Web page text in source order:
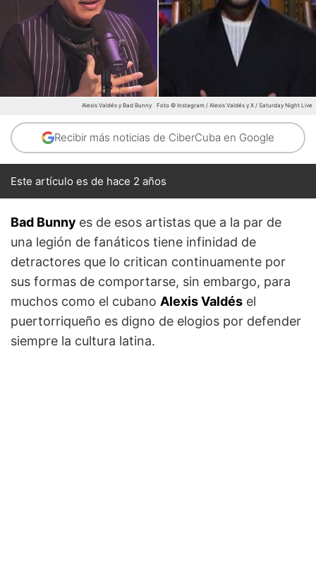
Alexis Valdés y Bad Bunny Foto © Instagram / Alexis Valdés y X / Saturday Night Live
Recibir más noticias de CiberCuba en Google
Este artículo es de hace 2 años
Bad Bunny es de esos artistas que a la par de
una legión de fanáticos tiene infinidad de
detractores que lo critican continuamente por
sus formas de comportarse, sin embargo, para
muchos como el cubano Alexis Valdés el
puertorriqueño es digno de elogios por defender
siempre la cultura latina.